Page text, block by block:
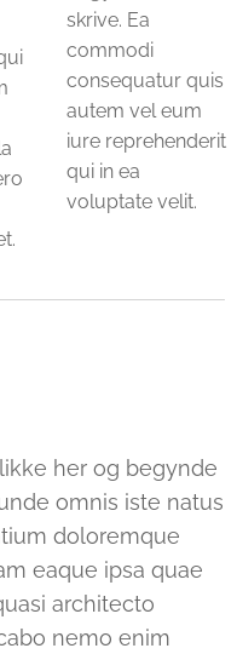
skrive. Ea
commodi
consequatur quis
autem vel eum
iure reprehenderit
qui in ea
voluptate velit.
her og begynde
omnis iste natus
doloremque
eaque ipsa quae
architecto
nemo enim